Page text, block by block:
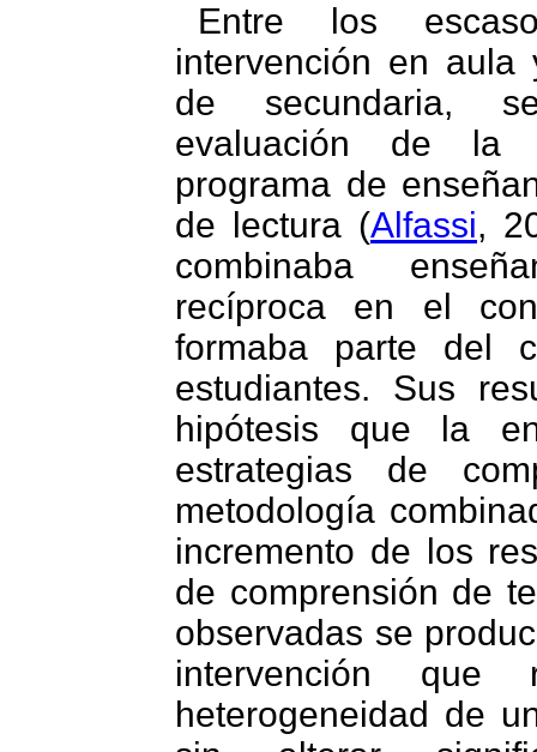
Entre los
intervención en aula
de secundaria,
evaluación de la
programa de
de lectura (Alfassi,
combinaba
recíproca en el
formaba parte del
estudiantes. Sus
hipótesis que la
estrategias de
metodología
incremento de los
de comprensión de
observadas se
intervención
heterogeneidad de